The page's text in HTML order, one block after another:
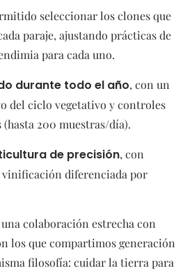
seleccionar los clones que
paraje, ajustando prácticas de
para cada uno.
durante todo el año, con un
del ciclo vegetativo y controles
200 muestras/día).
de precisión, con
vinificación diferenciada por
colaboración estrecha con
los que compartimos generación
filosofía: cuidar la tierra para